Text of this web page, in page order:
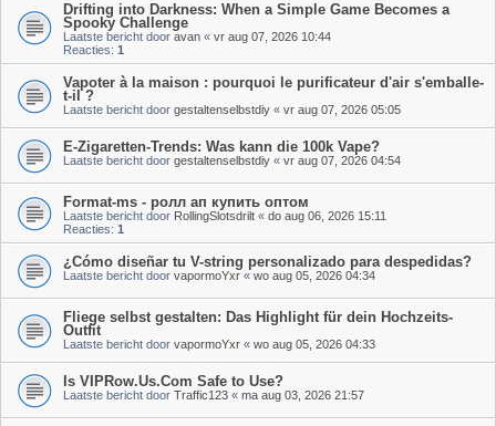
Drifting into Darkness: When a Simple Game Becomes a
Spooky Challenge
Laatste bericht door avan « vr aug 07, 2026 10:44
Reacties: 1
Vapoter à la maison : pourquoi le purificateur d'air s'emballe-
t-il ?
Laatste bericht door gestaltenselbstdiy « vr aug 07, 2026 05:05
E-Zigaretten-Trends: Was kann die 100k Vape?
Laatste bericht door gestaltenselbstdiy « vr aug 07, 2026 04:54
Format-ms - ролл ап купить оптом
Laatste bericht door RollingSlotsdrilt « do aug 06, 2026 15:11
Reacties: 1
¿Cómo diseñar tu V-string personalizado para despedidas?
Laatste bericht door vapormoYxr « wo aug 05, 2026 04:34
Fliege selbst gestalten: Das Highlight für dein Hochzeits-
Outfit
Laatste bericht door vapormoYxr « wo aug 05, 2026 04:33
Is VIPRow.Us.Com Safe to Use?
Laatste bericht door Traffic123 « ma aug 03, 2026 21:57